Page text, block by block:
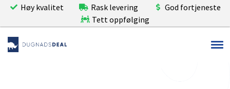
Høy kvalitet Rask levering
God fortjeneste
Tett oppfølging